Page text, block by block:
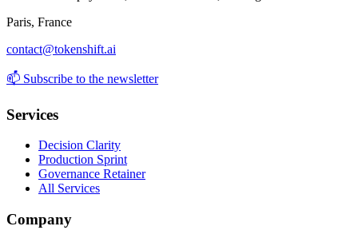
Paris, France
contact@tokenshift.ai
📫 Subscribe to the newsletter
Services
Decision Clarity
Production Sprint
Governance Retainer
All Services
Company